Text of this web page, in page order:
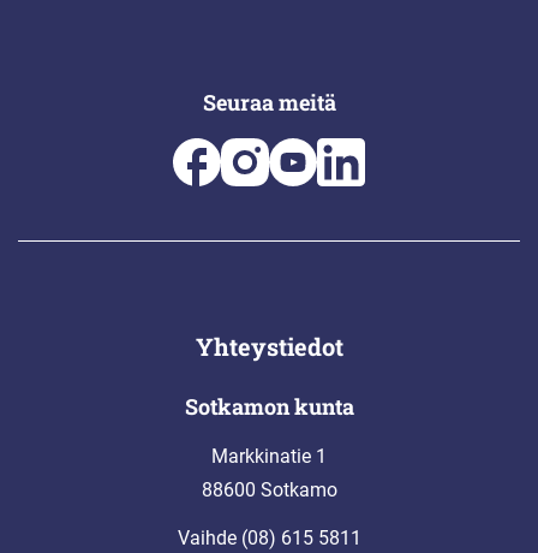
Seuraa meitä
Yhteystiedot
Sotkamon kunta
Markkinatie 1
88600 Sotkamo
Vaihde (08) 615 5811